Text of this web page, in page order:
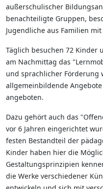
außerschulischer
benachteiligte Gruppen,
Jugendliche aus Familien
Täglich besuchen 72 Kinder
am Nachmittag das
und sprachlicher Förderung
allgemeinbildende
angeboten.
Dazu gehört auch das
vor 6 Jahren eingerichtet
festen Bestandteil der
Kinder haben hier die
Gestaltungsprinzipien
die Werke verschiedener